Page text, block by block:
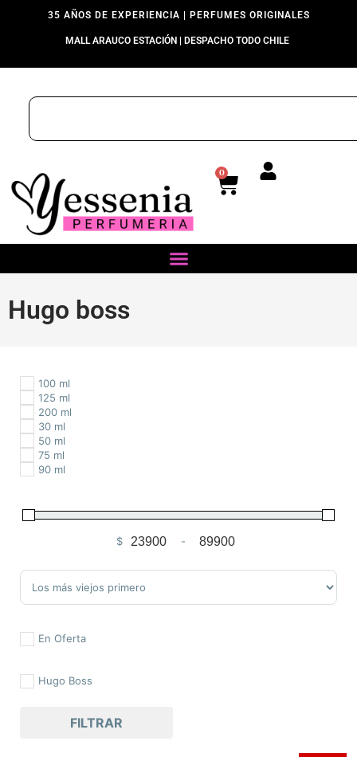
35 AÑOS DE EXPERIENCIA | PERFUMES ORIGINALES
MALL ARAUCO ESTACIÓN | DESPACHO TODO CHILE
0
Hugo boss
100 ml
125 ml
200 ml
30 ml
50 ml
75 ml
90 ml
$ Minimum Price
-Maximum Price
Sort Products
En Oferta
Hugo Boss
FILTRAR